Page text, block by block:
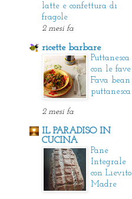
latte e confettura di
fragole
2 mesi fa
ricette barbare
Puttanesca
con le fave
Fava bean
puttanesca
2 mesi fa
IL PARADISO IN
CUCINA
Pane
Integrale
con Lievito
Madre